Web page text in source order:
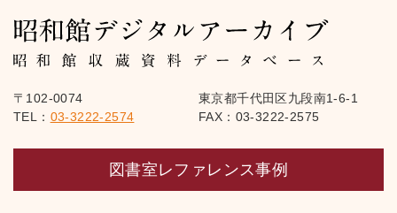
〒102-0074
東京都千代田区九段南1-6-1
TEL： 03-3222-2574 FAX：03-3222-2575
図書室レファレンス事例